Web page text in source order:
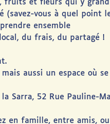
fruits et fleurs qui y
vous à quel point
ensemble
du frais, du partagé !
aussi un espace où
la Sarra, 52 Rue
en famille, entre amis,